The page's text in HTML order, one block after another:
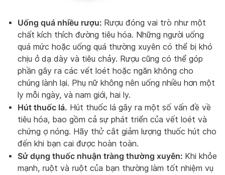
Uống quá nhiều rượu: Rượu đóng vai trò như một
chất kích thích đường tiêu hóa. Những người uống
quá mức hoặc uống quá thường xuyên có thể bị khó
chịu ở dạ dày và tiêu chảy. Rượu cũng có thể góp
phần gây ra các vết loét hoặc ngăn không cho
chúng lành lại. Phụ nữ không nên uống nhiều hơn một
ly mỗi ngày, và nam giới, hai ly.
Hút thuốc lá. Hút thuốc lá gây ra một số vấn đề về
tiêu hóa, bao gồm cả sự phát triển của vết loét và
chứng ợ nóng. Hãy thử cắt giảm lượng thuốc hút cho
đến khi bạn cai được hoàn toàn.
Sử dụng thuốc nhuận tràng thường xuyên: Khi khỏe
mạnh, ruột và ruột của bạn thường làm tốt nhiệm vụ